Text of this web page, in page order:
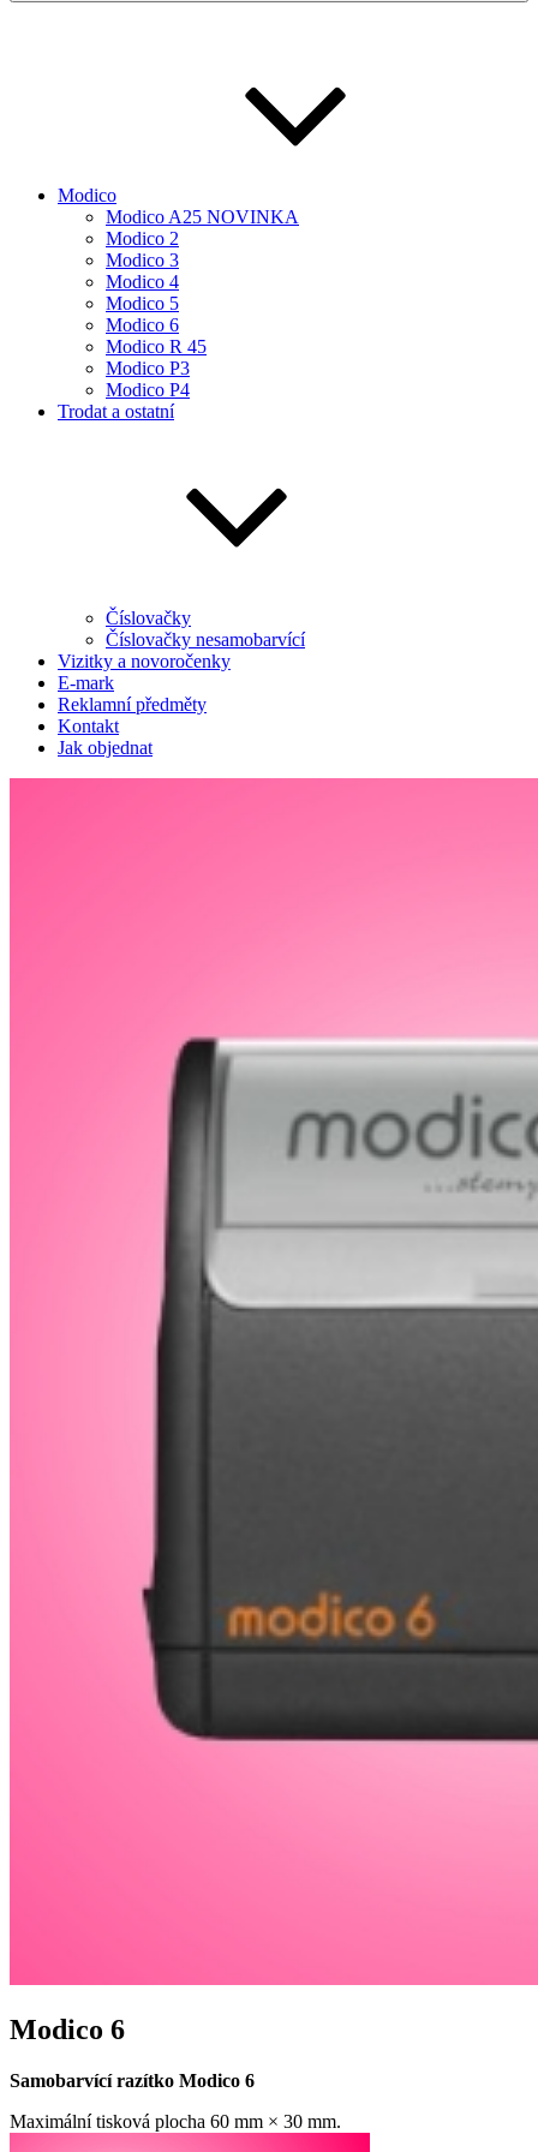
Modico
Modico A25 NOVINKA
Modico 2
Modico 3
Modico 4
Modico 5
Modico 6
Modico R 45
Modico P3
Modico P4
Trodat a ostatní
Číslovačky
Číslovačky nesamobarvící
Vizitky a novoročenky
E-mark
Reklamní předměty
Kontakt
Jak objednat
Modico 6
Samobarvící razítko Modico 6
Maximální tisková plocha 60 mm × 30 mm.